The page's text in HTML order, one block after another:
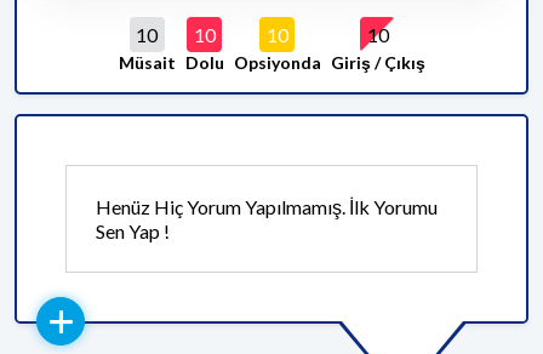
10
Müsait
10
Dolu
10
Opsiyonda
10
Giriş / Çıkış
Henüz Hiç Yorum Yapılmamış. İlk Yorumu
Sen Yap !